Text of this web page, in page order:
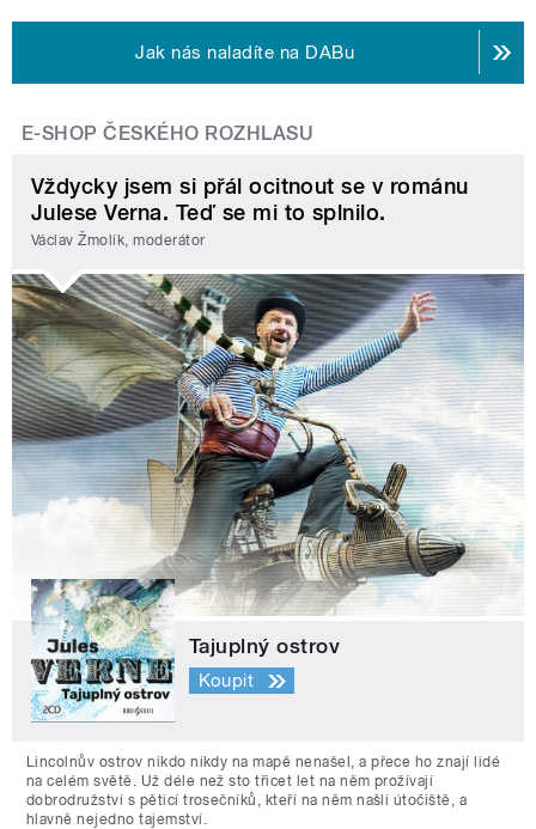
Jak nás naladíte na DABu
E-SHOP ČESKÉHO ROZHLASU
Vždycky jsem si přál ocitnout se v románu
Julese Verna. Teď se mi to splnilo.
Václav Žmolík, moderátor
Tajuplný ostrov
Koupit
Lincolnův ostrov nikdo nikdy na mapě nenašel, a přece ho znají lidé
na celém světě. Už déle než sto třicet let na něm prožívají
dobrodružství s pěticí trosečníků, kteří na něm našli útočiště, a
hlavně nejedno tajemství.